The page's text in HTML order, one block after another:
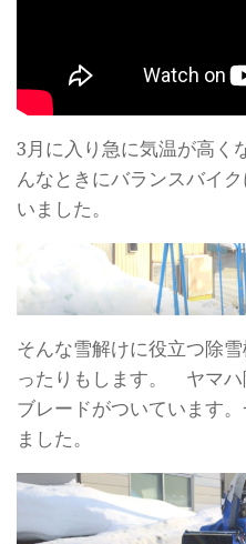
3月に入り急に気温が高く
んなときにバランスバイ
いました。
そんな雪解けに役立つ除
ったりもします。 ヤマハ
ブレードがついています
ました。